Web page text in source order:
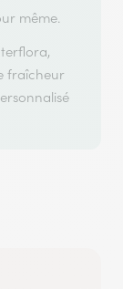
même.
fraîcheur